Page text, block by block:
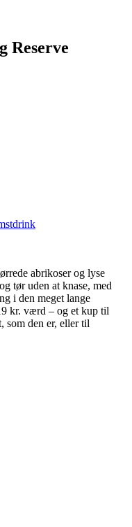
Reserve
abrikoser og lyse
tør uden at knase, med
i den meget lange
kr. værd – og et kup til
som den er, eller til